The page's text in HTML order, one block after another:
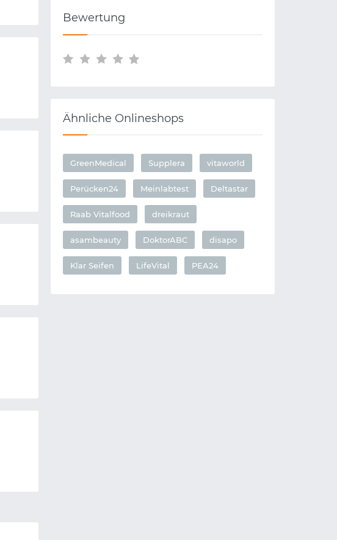
Bewertung
Ähnliche Onlineshops
GreenMedical Supplera vitaworld
Perücken24 Meinlabtest Deltastar
Raab Vitalfood dreikraut
asambeauty DoktorABC disapo
Klar Seifen LifeVital PEA24